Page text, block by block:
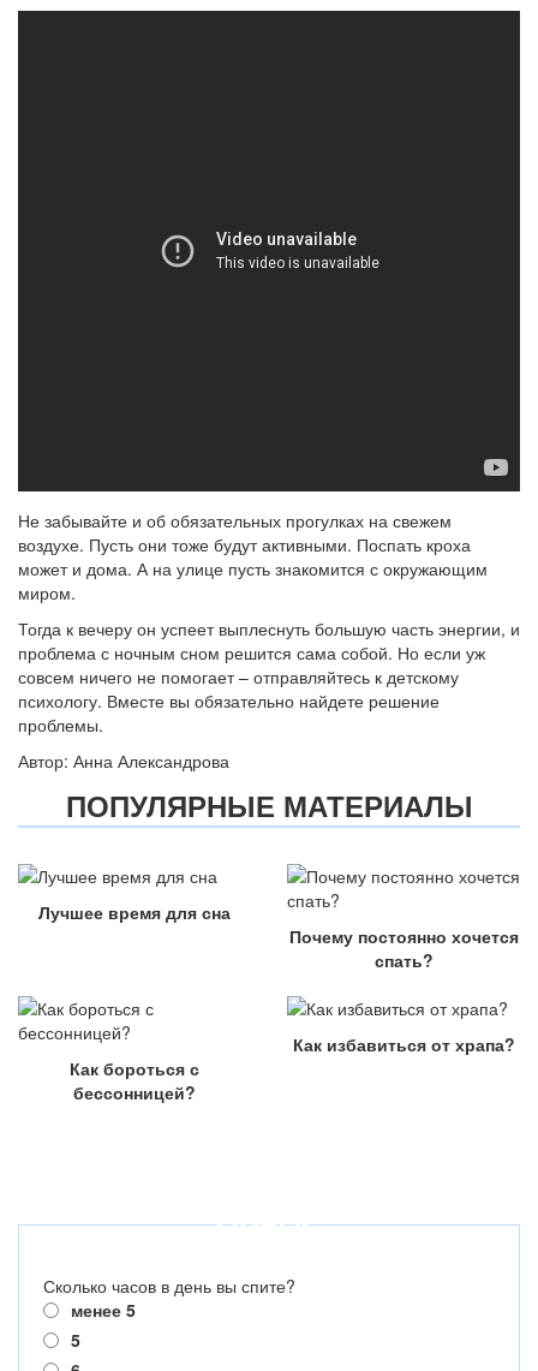
Не забывайте и об обязательных прогулках на свежем
воздухе. Пусть они тоже будут активными. Поспать кроха
может и дома. А на улице пусть знакомится с окружающим
миром.
Тогда к вечеру он успеет выплеснуть большую часть энергии, и
проблема с ночным сном решится сама собой. Но если уж
совсем ничего не помогает – отправляйтесь к детскому
психологу. Вместе вы обязательно найдете решение
проблемы.
Автор: Анна Александрова
ПОПУЛЯРНЫЕ МАТЕРИАЛЫ
Лучшее время для сна
Почему постоянно хочется
спать?
Как бороться с
бессонницей?
Как избавиться от храпа?
ОПРОС
Сколько часов в день вы спите?
менее 5
5